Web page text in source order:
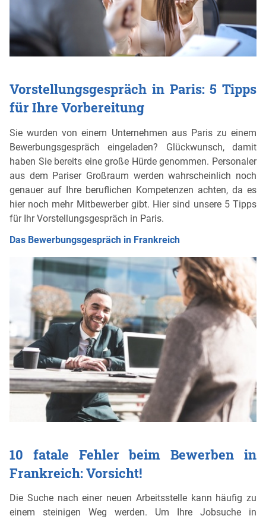
Vorstellungsgespräch in Paris: 5 Tipps
für Ihre Vorbereitung
Sie wurden von einem Unternehmen aus Paris zu einem
Bewerbungsgespräch eingeladen? Glückwunsch, damit
haben Sie bereits eine große Hürde genommen. Personaler
aus dem Pariser Großraum werden wahrscheinlich noch
genauer auf Ihre beruflichen Kompetenzen achten, da es
hier noch mehr Mitbewerber gibt. Hier sind unsere 5 Tipps
für Ihr Vorstellungsgespräch in Paris.
Das Bewerbungsgespräch in Frankreich
10 fatale Fehler beim Bewerben in
Frankreich: Vorsicht!
Die Suche nach einer neuen Arbeitsstelle kann häufig zu
einem steinigen Weg werden. Um Ihre Jobsuche in